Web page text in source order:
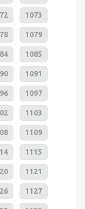
1073
1079
1085
1091
1097
1103
1109
1115
1121
1127